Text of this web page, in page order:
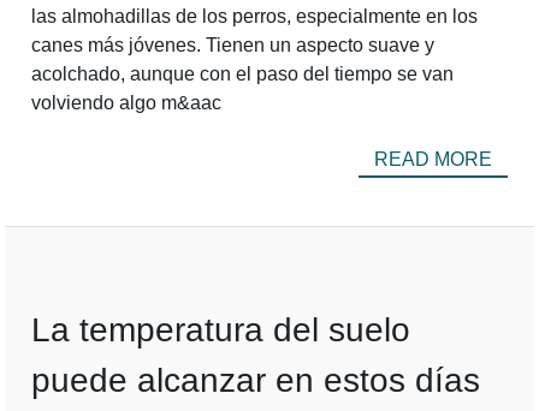
las almohadillas de los perros, especialmente en los
canes más jóvenes. Tienen un aspecto suave y
acolchado, aunque con el paso del tiempo se van
volviendo algo m&aac
READ MORE
La temperatura del suelo
puede alcanzar en estos días